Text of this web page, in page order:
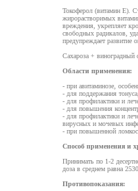
Токоферол (витамин Е).
жирорастворимых
вреждения, укрепляет
свободных радикалов,
предупреждает развитие
Сахароза + виноградный
Области применения:
- при авитаминозе,
- для поддержания
- для профилактики и
- для повышения
- для профилактики и
вирусных и мочевых
- при повышенной
Способ применения и
Принимать по 1-2
доза в среднем равна
Противопоказания: